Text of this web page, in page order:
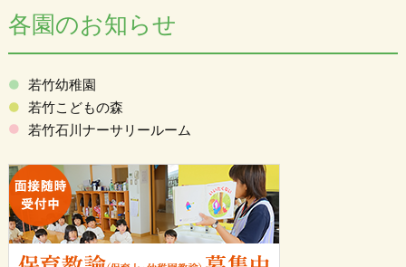
各園のお知らせ
若竹幼稚園
若竹こどもの森
若竹石川ナーサリールーム